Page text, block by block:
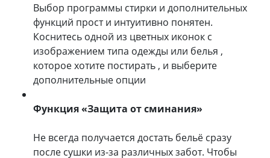
Выбор программы стирки и дополнительных
функций прост и интуитивно понятен.
Коснитесь одной из цветных иконок с
изображением типа одежды или белья ,
которое хотите постирать , и выберите
дополнительные опции
Функция «Защита от сминания»
Не всегда получается достать бельё сразу
после сушки из-за различных забот. Чтобы